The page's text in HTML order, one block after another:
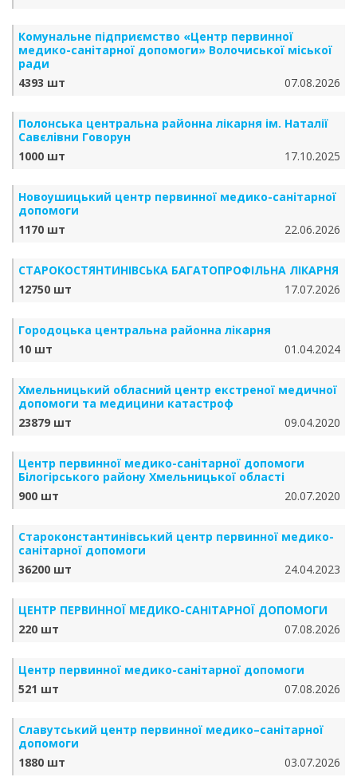
Комунальне підприємство «Центр первинної
медико-санітарної допомоги» Волочиської міської
ради
4393 шт
07.08.2026
Полонська центральна районна лікарня ім. Наталії
Савєлівни Говорун
1000 шт
17.10.2025
Новоушицький центр первинної медико-санітарної
допомоги
1170 шт
22.06.2026
СТАРОКОСТЯНТИНІВСЬКА БАГАТОПРОФІЛЬНА ЛІКАРНЯ
12750 шт
17.07.2026
Городоцька центральна районна лікарня
10 шт
01.04.2024
Хмельницький обласний центр екстреної медичної
допомоги та медицини катастроф
23879 шт
09.04.2020
Центр первинної медико-санітарної допомоги
Білогірського району Хмельницької області
900 шт
20.07.2020
Староконстантинівський центр первинної медико-
санітарної допомоги
36200 шт
24.04.2023
ЦЕНТР ПЕРВИННОЇ МЕДИКО-САНІТАРНОЇ ДОПОМОГИ
220 шт
07.08.2026
Центр первинної медико-санітарної допомоги
521 шт
07.08.2026
Славутський центр первинної медико–санітарної
допомоги
1880 шт
03.07.2026